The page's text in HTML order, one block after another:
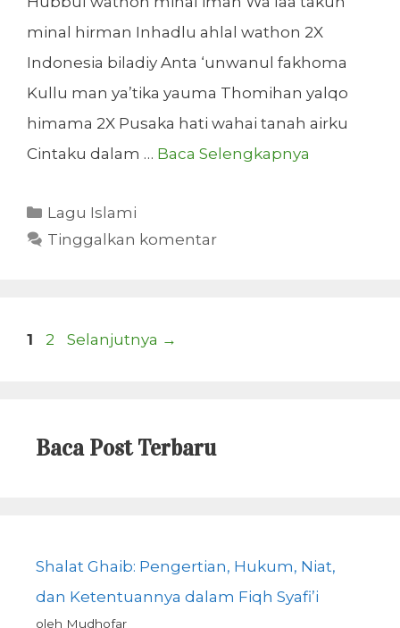
minal hirman Inhadlu ahlal wathon 2X
Indonesia biladiy Anta ‘unwanul fakhoma
Kullu man ya’tika yauma Thomihan yalqo
himama 2X Pusaka hati wahai tanah airku
Cintaku dalam … Baca Selengkapnya
Kategori
Lagu Islami
Tinggalkan komentar
Halaman
1 Halaman
2 Selanjutnya →
Baca Post Terbaru
Shalat Ghaib: Pengertian, Hukum, Niat,
dan Ketentuannya dalam Fiqh Syafi’i
oleh Mudhofar